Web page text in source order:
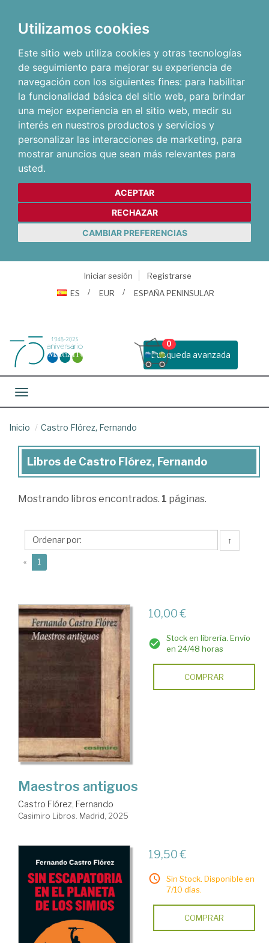
Utilizamos cookies
Este sitio web utiliza cookies y otras tecnologías
de seguimiento para mejorar su experiencia de
navegación con los siguientes fines: para habilitar
la funcionalidad básica del sitio web, para brindar
una mejor experiencia en el sitio web, medir su
interés en nuestros productos y servicios y
personalizar las interacciones de marketing, para
mostrar anuncios que sean más relevantes para
usted.
ACEPTAR
RECHAZAR
CAMBIAR PREFERENCIAS
Iniciar sesión
Registrarse
ES
EUR ESPAÑA PENINSULAR
Busqueda avanzada
0
Toggle navigation
Inicio Castro Flórez, Fernando
Libros
Castro
Fernando
Libros de Castro Flórez, Fernando
Mostrando libros encontrados. 1 páginas.
↑
« 1
10,00 €
Stock en librería. Envío
en 24/48 horas
COMPRAR
Maestros antiguos
Castro Flórez, Fernando
Casimiro Libros. Madrid, 2025
19,50 €
Sin Stock. Disponible en
7/10 días.
COMPRAR